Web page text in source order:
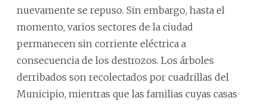
nuevamente se repuso. Sin embargo, hasta el
momento, varios sectores de la ciudad
permanecen sin corriente eléctrica a
consecuencia de los destrozos. Los árboles
derribados son recolectados por cuadrillas del
Municipio, mientras que las familias cuyas casas